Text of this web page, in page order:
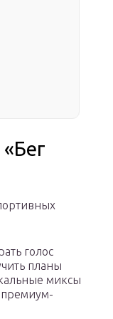
голос
планы
миксы
премиум-